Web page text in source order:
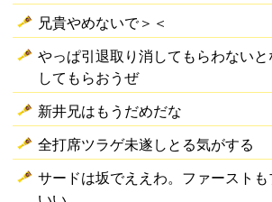
兄貴やめないで＞＜
やっぱ引退取り消してもらわない
してもらおうぜ
新井兄はもうだめだな
全打席ツラゲ未遂しとる気がする
サードは坂でええわ。ファースト